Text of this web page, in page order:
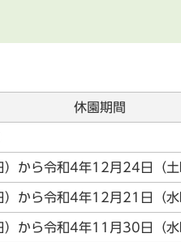
休園期間
から令和4年12月24日（土
から令和4年12月21日（水
から令和4年11月30日（水